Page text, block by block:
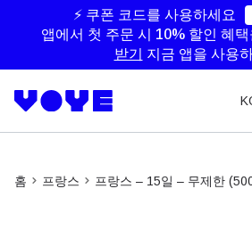
⚡ 쿠폰 코드를 사용하세요
앱에서 첫 주문 시 10% 할인 혜
받기
지금 앱을 사용
홈 프랑스 프랑스 – 15일 – 무제한